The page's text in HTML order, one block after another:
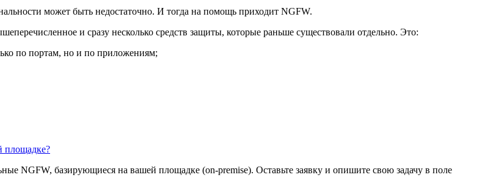
может быть недостаточно. И тогда на помощь приходит NGFW.
и сразу несколько средств защиты, которые раньше существовали отдельно. Это:
по портам, но и по приложениям;
площадке?
NGFW, базирующиеся на вашей площадке (on-premise). Оставьте заявку и опишите свою задачу в поле